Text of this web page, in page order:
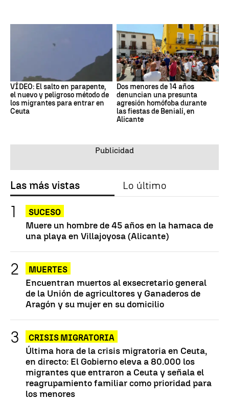
VÍDEO: El salto en parapente,
el nuevo y peligroso método de
los migrantes para entrar en
Ceuta
Dos menores de 14 años
denuncian una presunta
agresión homófoba durante
las fiestas de Benialí, en
Alicante
Las más vistas Lo último
SUCESO
Muere un hombre de 45 años en la hamaca de
una playa en Villajoyosa (Alicante)
MUERTES
Encuentran muertos al exsecretario general
de la Unión de agricultores y Ganaderos de
Aragón y su mujer en su domicilio
CRISIS MIGRATORIA
Última hora de la crisis migratoria en Ceuta,
en directo: El Gobierno eleva a 80.000 los
migrantes que entraron a Ceuta y señala el
reagrupamiento familiar como prioridad para
los menores